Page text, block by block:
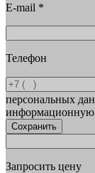
E-mail *
Телефон
персональных
информационную
Сохранить
Запросить цену